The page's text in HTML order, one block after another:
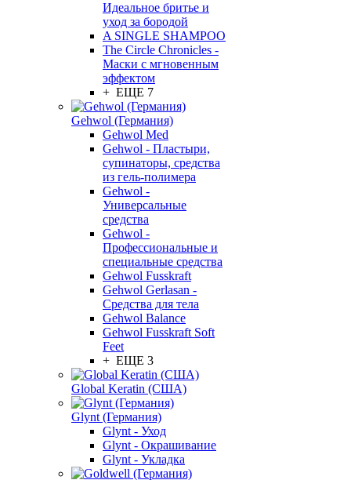
Идеальное бритье и
уход за бородой
A SINGLE SHAMPOO
The Circle Chronicles -
Маски с мгновенным
эффектом
+ ЕЩЕ 7
Gehwol (Германия)
Gehwol Med
Gehwol - Пластыри,
супинаторы, средства
из гель-полимера
Gehwol -
Универсальные
средства
Gehwol -
Профессиональные и
специальные средства
Gehwol Fusskraft
Gehwol Gerlasan -
Средства для тела
Gehwol Balance
Gehwol Fusskraft Soft
Feet
+ ЕЩЕ 3
Global Keratin (США)
Glynt (Германия)
Glynt - Уход
Glynt - Окрашивание
Glynt - Укладка